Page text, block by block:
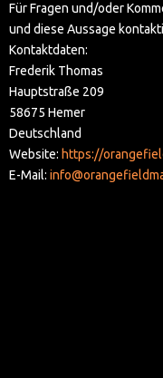
Für Fragen und/oder
und diese Aussage
Kontaktdaten:
Frederik Thomas
Hauptstraße 209
58675 Hemer
Deutschland
Website: https://
E-Mail: